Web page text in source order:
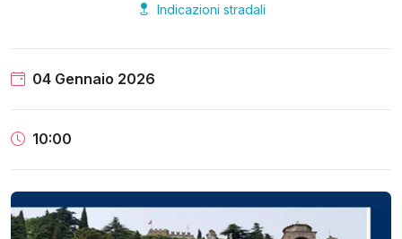
Indicazioni stradali
04 Gennaio 2026
10:00